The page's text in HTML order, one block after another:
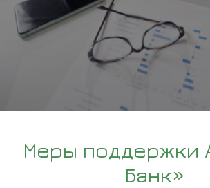
Меры поддержки
Банк»